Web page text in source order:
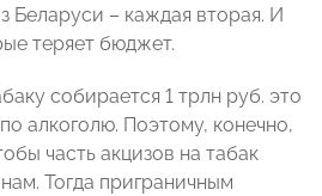
Беларуси – каждая вторая. И
теряет бюджет.
собирается 1 трлн руб. это
алкоголю. Поэтому, конечно,
часть акцизов на табак
Тогда приграничным